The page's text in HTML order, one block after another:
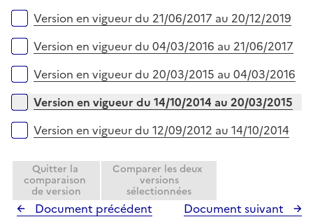
Version en vigueur du 21/06/2017 au 20/12/2019
Version en vigueur du 04/03/2016 au 21/06/2017
Version en vigueur du 20/03/2015 au 04/03/2016
Version en vigueur du 14/10/2014 au 20/03/2015
Version en vigueur du 12/09/2012 au 14/10/2014
Quitter la
comparaison
de version
Comparer les deux
versions
sélectionnées
Document précédent Document suivant